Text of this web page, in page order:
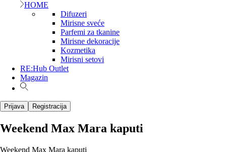
HOME
Difuzeri
Mirisne sveće
Parfemi za tkanine
Mirisne dekoracije
Kozmetika
Mirisni setovi
RE:Hub Outlet
Magazin
Prijava Registracija
Weekend Max Mara kaputi
Weekend Max Mara kaputi